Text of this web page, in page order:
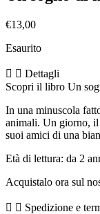
€13,00
Esaurito
Dettagli
Scopri il libro Un
In una minuscola
animali. Un giorno, il
suoi amici di una
Età di lettura: da 2
Acquistalo ora sul
Spedizione e